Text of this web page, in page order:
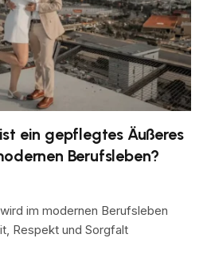
ein gepflegtes Äußeres
Berufsleben?
im modernen Berufsleben
Respekt und Sorgfalt